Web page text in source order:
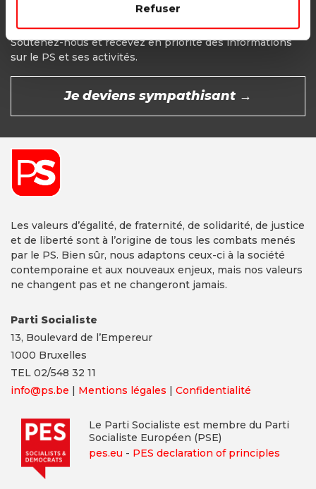
Refuser
Soutenez-nous et recevez en priorité des informations
sur le PS et ses activités.
Je deviens sympathisant →
Les valeurs d’égalité, de fraternité, de solidarité, de justice
et de liberté sont à l’origine de tous les combats menés
par le PS. Bien sûr, nous adaptons ceux-ci à la société
contemporaine et aux nouveaux enjeux, mais nos valeurs
ne changent pas et ne changeront jamais.
Parti Socialiste
13, Boulevard de l’Empereur
1000 Bruxelles
TEL 02/548 32 11
info@ps.be | Mentions légales | Confidentialité
Le Parti Socialiste est membre du Parti
Socialiste Européen (PSE)
pes.eu - PES declaration of principles